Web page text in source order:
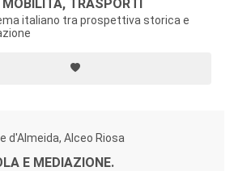
MOBILITÀ, TRASPORTI
italiano tra prospettiva storica e
d'Almeida, Alceo Riosa
E MEDIAZIONE.